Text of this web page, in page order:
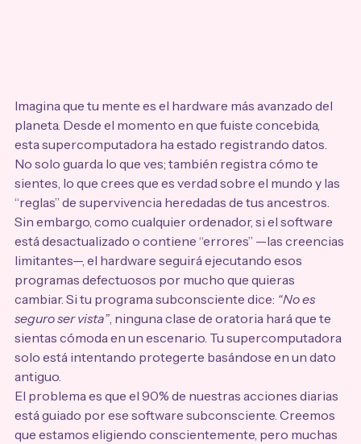
Imagina que tu mente es el hardware más avanzado del
planeta. Desde el momento en que fuiste concebida,
esta supercomputadora ha estado registrando datos.
No solo guarda lo que ves; también registra cómo te
sientes, lo que crees que es verdad sobre el mundo y las
“reglas” de supervivencia heredadas de tus ancestros.
Sin embargo, como cualquier ordenador, si el software
está desactualizado o contiene “errores” —las creencias
limitantes—, el hardware seguirá ejecutando esos
programas defectuosos por mucho que quieras
cambiar. Si tu programa subconsciente dice: “No es
seguro ser vista”, ninguna clase de oratoria hará que te
sientas cómoda en un escenario. Tu supercomputadora
solo está intentando protegerte basándose en un dato
antiguo.
El problema es que el 90% de nuestras acciones diarias
está guiado por ese software subconsciente. Creemos
que estamos eligiendo conscientemente, pero muchas